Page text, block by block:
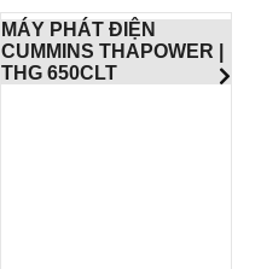
MÁY PHÁT ĐIỆN
CUMMINS THAPOWER |
THG 650CLT